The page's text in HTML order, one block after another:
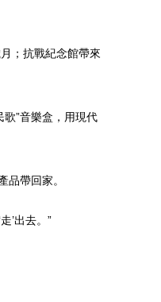
；抗戰紀念館帶來
”音樂盒，用現代
品帶回家。
’出去。”